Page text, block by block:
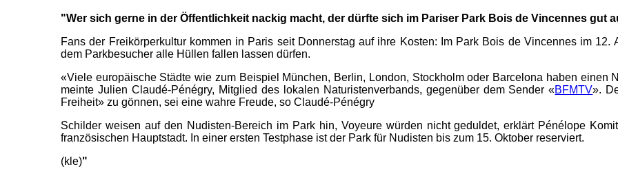
"Wer sich gerne in der Öffentlichkeit nackig macht, der dürfte sich im Pariser Park Bois de Vincennes gut
Fans der Freikörperkultur kommen in Paris seit Donnerstag auf ihre Kosten: Im Park Bois de Vincennes im 12.
dem Parkbesucher alle Hüllen fallen lassen dürfen.
«Viele europäische Städte wie zum Beispiel München, Berlin, London, Stockholm oder Barcelona haben einen
meinte Julien Claudé-Pénégry, Mitglied des lokalen Naturistenverbands, gegenüber dem Sender «BFMTV».
Freiheit» zu gönnen, sei eine wahre Freude, so Claudé-Pénégry
Schilder weisen auf den Nudisten-Bereich im Park hin, Voyeure würden nicht geduldet, erklärt Pénélope
französischen Hauptstadt. In einer ersten Testphase ist der Park für Nudisten bis zum 15. Oktober reserviert.
(kle)"